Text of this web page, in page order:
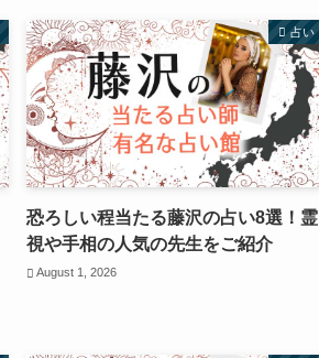
占い
恐ろしい程当たる藤沢の占い8選！霊
視や手相の人気の先生をご紹介
August 1, 2026